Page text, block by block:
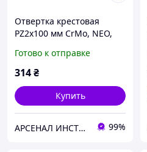
Отвертка крестовая
PZ2x100 мм CrMo, NEO,
Готово к отправке
314₴
Купить
АРСЕНАЛ ИНСТРУМЕНТА 99%